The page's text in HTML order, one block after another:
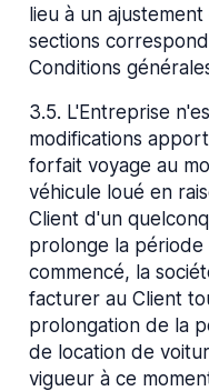
lieu à un
sections
Conditions
3.5. L'Entreprise
modifications
forfait voyage au
véhicule loué en
Client d'un
prolonge la période
commencé, la
facturer au Client
prolongation de la
de location de
vigueur à ce